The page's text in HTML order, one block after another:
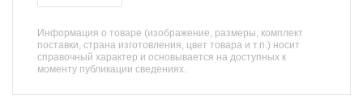
Информация о товаре (изображение, размеры, комплект
поставки, страна изготовления, цвет товара и т.п.) носит
справочный характер и основывается на доступных к
моменту публикации сведениях.